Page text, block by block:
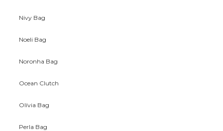
Nivy Bag
Noeli Bag
Noronha Bag
Ocean Clutch
Olívia Bag
Perla Bag